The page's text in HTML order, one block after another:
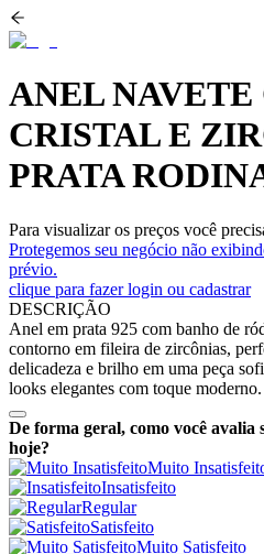
ANEL NAVETE
CRISTAL E
PRATA
Para visualizar os preços você
Protegemos seu negócio não
prévio.
clique para fazer login ou cadastrar
DESCRIÇÃO
Anel em prata 925 com banho de
contorno em fileira de zircônias,
delicadeza e brilho em uma peça
looks elegantes com toque moderno.
De forma geral, como você avalia
hoje?
Muito
Insatisfeito
Regular
Satisfeito
Muito Satisfeito